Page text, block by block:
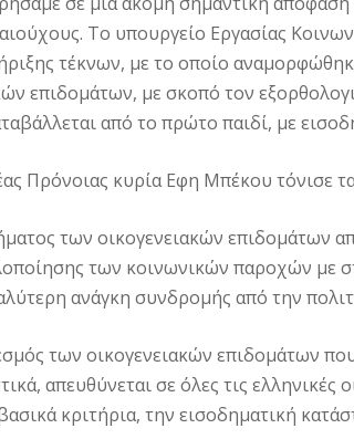
Το υπουργείο Εργασίας
τέκνων, με το οποίο
επιδομάτων, με σκοπό τον
από το πρώτο παιδί, με
Πρόνοιας κυρία Εφη Μπέκου τόνισε
των οικογενειακών επιδομάτων
των κοινωνικών παρο­χών με
ανάγκη συνδρομής από την
των οικογενειακών επιδομάτων
απευθύνεται σε όλες τις ελληνικές
κριτήρια, την εισοδηματική